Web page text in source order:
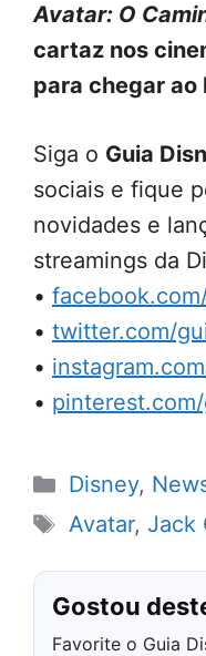
Avatar: O
cartaz nos
para chegar ao
Siga o Guia
sociais e fique
novidades e
streamings da
•
• twitter.com/
•
•
Categorias
Disney,
Tags
Avatar, Jack
Gostou
Favorite o Guia